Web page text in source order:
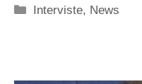
Categorie
Interviste, News